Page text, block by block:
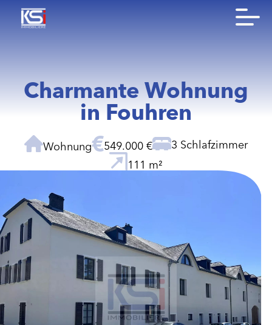
Charmante Wohnung
in Fouhren
Wohnung 549.000 €
3 Schlafzimmer
111 m²